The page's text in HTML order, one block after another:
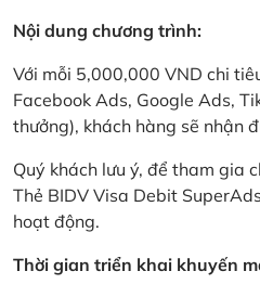
Nội dung chương trình:
Với mỗi 5,000,000 VND chi
Facebook Ads, Google Ads,
thưởng), khách hàng sẽ nhận
Quý khách lưu ý, để tham gia
Thẻ BIDV Visa Debit
hoạt động.
Thời gian triển khai khuyến